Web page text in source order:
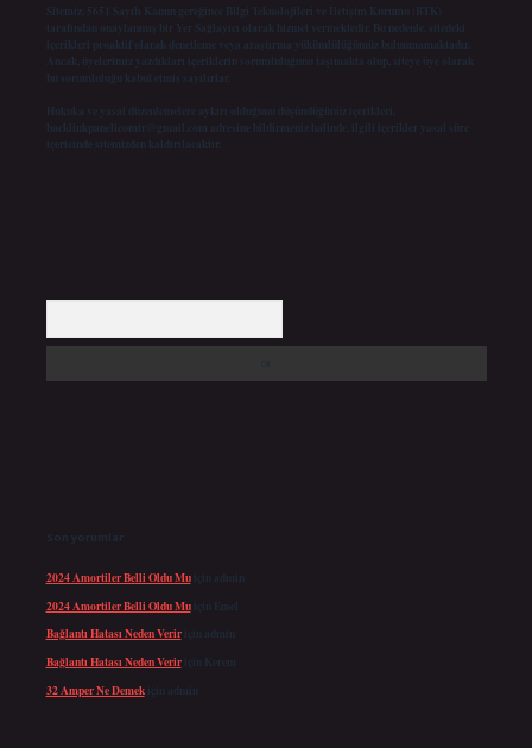
Sitemiz, 5651 Sayılı Kanun gereğince Bilgi Teknolojileri ve İletişim Kurumu (BTK)
tarafından onaylanmış bir Yer Sağlayıcı olarak hizmet vermektedir. Bu nedenle, sitedeki
içerikleri proaktif olarak denetleme veya araştırma yükümlülüğümüz bulunmamaktadır.
Ancak, üyelerimiz yazdıkları içeriklerin sorumluluğunu taşımakta olup, siteye üye olarak
bu sorumluluğu kabul etmiş sayılırlar.
Hukuka ve yasal düzenlemelere aykırı olduğunu düşündüğünüz içerikleri,
backlinkpanelicomtr@gmail.com adresine bildirmeniz halinde, ilgili içerikler yasal süre
içerisinde sitemizden kaldırılacaktır.
Son yorumlar
2024 Amortiler Belli Oldu Muiçin admin
2024 Amortiler Belli Oldu Muiçin Emel
Bağlantı Hatası Neden Veririçin admin
Bağlantı Hatası Neden Veririçin Kerem
32 Amper Ne Demekiçin admin